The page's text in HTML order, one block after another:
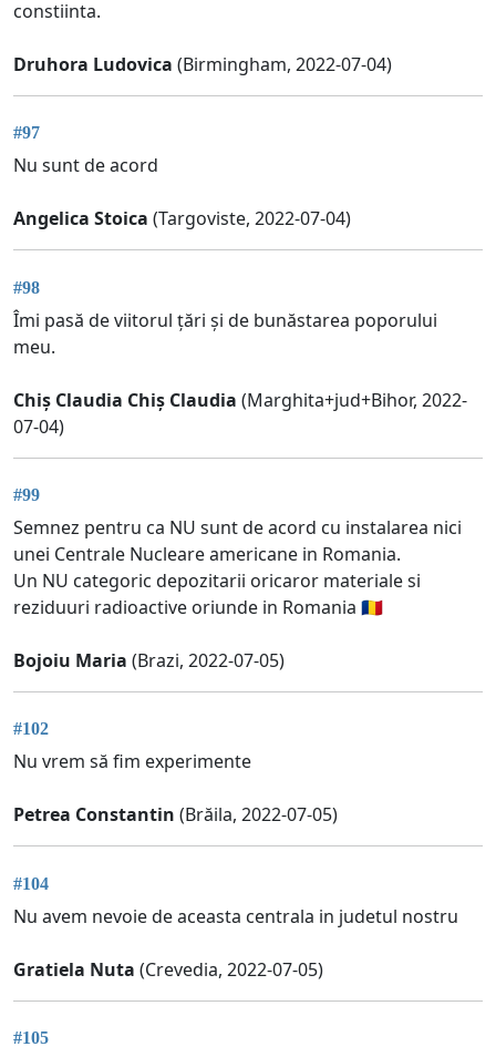
constiinta.
Druhora Ludovica (Birmingham, 2022-07-04)
#97
Nu sunt de acord
Angelica Stoica (Targoviste, 2022-07-04)
#98
Îmi pasă de viitorul țări și de bunăstarea poporului
meu.
Chiș Claudia Chiș Claudia (Marghita+jud+Bihor, 2022-
07-04)
#99
Semnez pentru ca NU sunt de acord cu instalarea nici
unei Centrale Nucleare americane in Romania.
Un NU categoric depozitarii oricaror materiale si
reziduuri radioactive oriunde in Romania 🇷🇴
Bojoiu Maria (Brazi, 2022-07-05)
#102
Nu vrem să fim experimente
Petrea Constantin (Brăila, 2022-07-05)
#104
Nu avem nevoie de aceasta centrala in judetul nostru
Gratiela Nuta (Crevedia, 2022-07-05)
#105